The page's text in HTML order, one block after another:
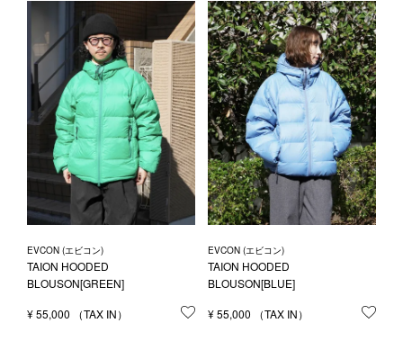
EVCON (エビコン)
TAION HOODED
BLOUSON[GREEN]
¥55,000 お気に入りに登録する
EVCON (エビコン)
TAION HOODED
BLOUSON[BLUE]
¥55,000